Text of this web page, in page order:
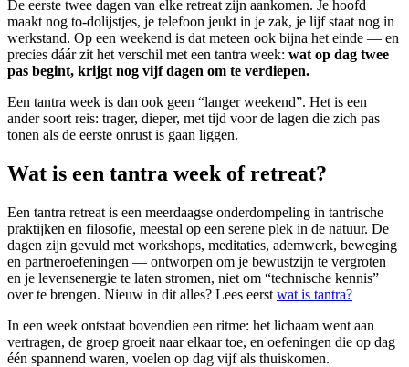
De eerste twee dagen van elke retreat zijn aankomen. Je hoofd
maakt nog to-dolijstjes, je telefoon jeukt in je zak, je lijf staat nog in
werkstand. Op een weekend is dat meteen ook bijna het einde — en
precies dáár zit het verschil met een tantra week: wat op dag twee
pas begint, krijgt nog vijf dagen om te verdiepen.
Een tantra week is dan ook geen “langer weekend”. Het is een
ander soort reis: trager, dieper, met tijd voor de lagen die zich pas
tonen als de eerste onrust is gaan liggen.
Wat is een tantra week of retreat?
Een tantra retreat is een meerdaagse onderdompeling in tantrische
praktijken en filosofie, meestal op een serene plek in de natuur. De
dagen zijn gevuld met workshops, meditaties, ademwerk, beweging
en partneroefeningen — ontworpen om je bewustzijn te vergroten
en je levensenergie te laten stromen, niet om “technische kennis”
over te brengen. Nieuw in dit alles? Lees eerst wat is tantra?
In een week ontstaat bovendien een ritme: het lichaam went aan
vertragen, de groep groeit naar elkaar toe, en oefeningen die op dag
één spannend waren, voelen op dag vijf als thuiskomen.